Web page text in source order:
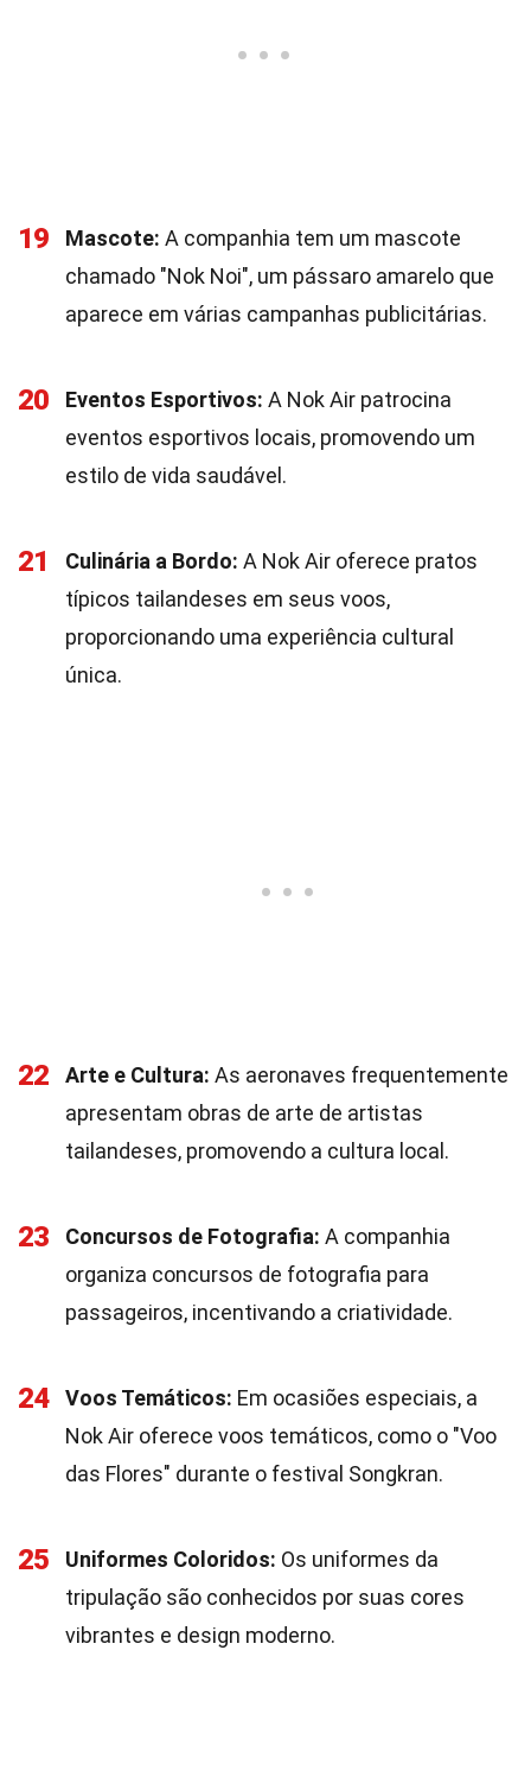
19 Mascote: A companhia tem um mascote
chamado "Nok Noi", um pássaro amarelo que
aparece em várias campanhas publicitárias.
20 Eventos Esportivos: A Nok Air patrocina
eventos esportivos locais, promovendo um
estilo de vida saudável.
21 Culinária a Bordo: A Nok Air oferece pratos
típicos tailandeses em seus voos,
proporcionando uma experiência cultural
única.
22 Arte e Cultura: As aeronaves frequentemente
apresentam obras de arte de artistas
tailandeses, promovendo a cultura local.
23 Concursos de Fotografia: A companhia
organiza concursos de fotografia para
passageiros, incentivando a criatividade.
24 Voos Temáticos: Em ocasiões especiais, a
Nok Air oferece voos temáticos, como o "Voo
das Flores" durante o festival Songkran.
25 Uniformes Coloridos: Os uniformes da
tripulação são conhecidos por suas cores
vibrantes e design moderno.